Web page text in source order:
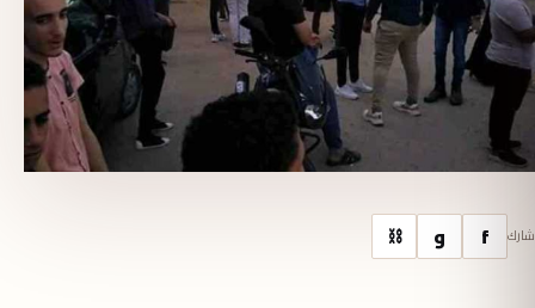
شارك f و ⛓